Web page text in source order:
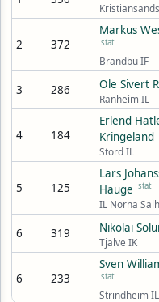
2 372
Markus
stat
Brandbu IF
3 286 Ole Sivert
Ranheim IL
4 184
Erlend
Kringeland
Stord IL
5 125
Lars
Hauge stat
IL Norna
6 319 Nikolai
Tjalve IK
6 233
Sven
stat
Strindheim IL